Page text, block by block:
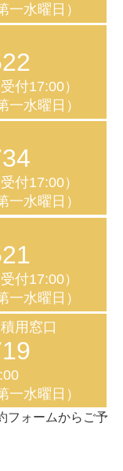
一水曜日）
付17:00）
一水曜日）
付17:00）
一水曜日）
付17:00）
一水曜日）
用窓口
一水曜日）
フォームからご予